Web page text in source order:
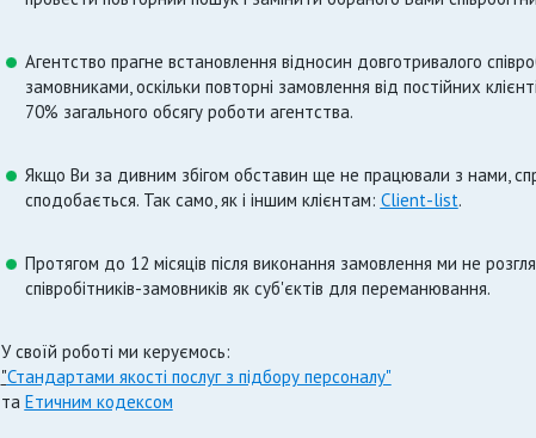
Агентство прагне встановлення відносин довготривалого
замовниками, оскільки повторні замовлення від постійних
70% загального обсягу роботи агентства.
Якщо Ви за дивним збігом обставин ще не працювали з нами,
сподобається. Так само, як і іншим клієнтам: Client-list.
Протягом до 12 місяців після виконання замовлення ми не
співробітників-замовників як суб'єктів для переманювання.
У своїй роботі ми керуємось:
"Стандартами якості послуг з підбору персоналу"
та Етичним кодексом